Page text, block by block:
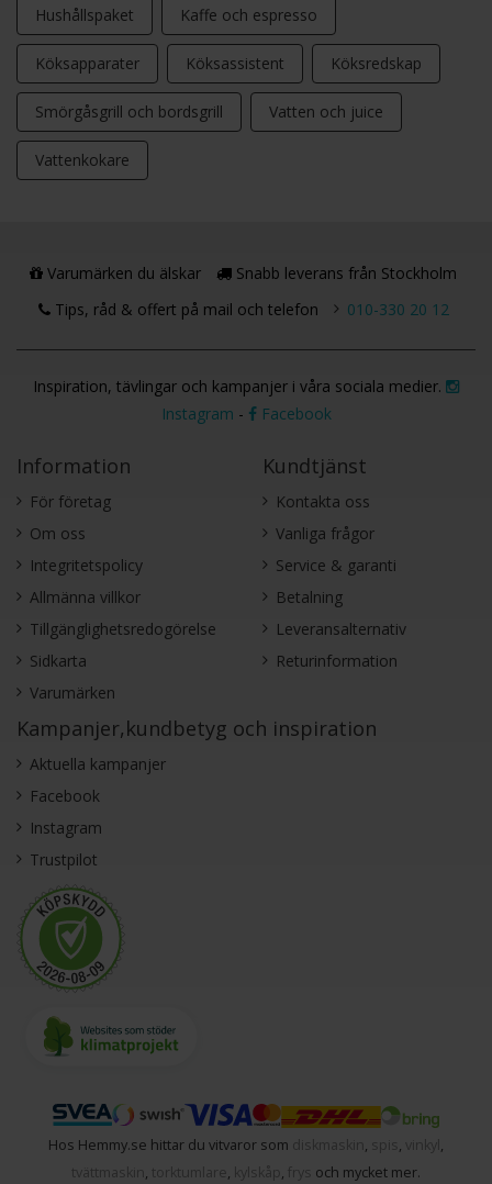
Hushållspaket Kaffe och espresso
Köksapparater Köksassistent Köksredskap
Smörgåsgrill och bordsgrill Vatten och juice
Vattenkokare
Varumärken du älskar
Snabb leverans från Stockholm
Tips, råd & offert på mail och telefon
010-330 20 12
Inspiration, tävlingar och kampanjer i våra sociala medier.
Instagram - Facebook
Information
För företag
Om oss
Integritetspolicy
Allmänna villkor
Tillgänglighetsredogörelse
Sidkarta
Varumärken
Kundtjänst
Kontakta oss
Vanliga frågor
Service & garanti
Betalning
Leveransalternativ
Returinformation
Kampanjer,kundbetyg och inspiration
Aktuella kampanjer
Facebook
Instagram
Trustpilot
Hos Hemmy.se hittar du vitvaror som diskmaskin , spis , vinkyl ,
tvättmaskin , torktumlare , kylskåp , frys och mycket mer.